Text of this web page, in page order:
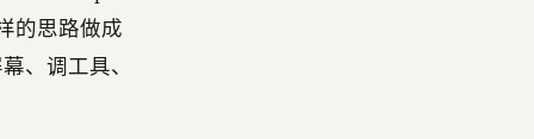
的思路做成
、调工具、